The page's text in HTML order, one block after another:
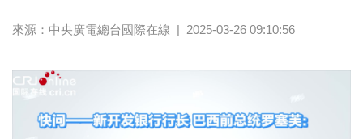
來源：中央廣電總台國際在線 | 2025-03-26 09:10:56